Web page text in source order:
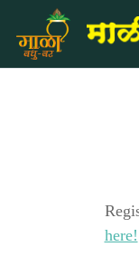
here!